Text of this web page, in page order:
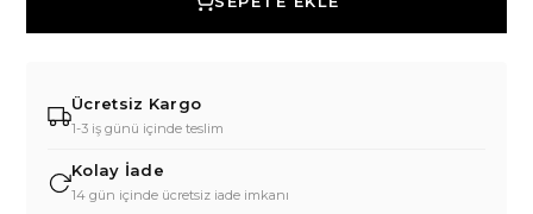
Ücretsiz Kargo
1-3 iş günü içinde teslim
Kolay İade
14 gün içinde ücretsiz iade imkanı